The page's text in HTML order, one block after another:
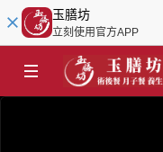
玉膳坊
立刻使用官方APP